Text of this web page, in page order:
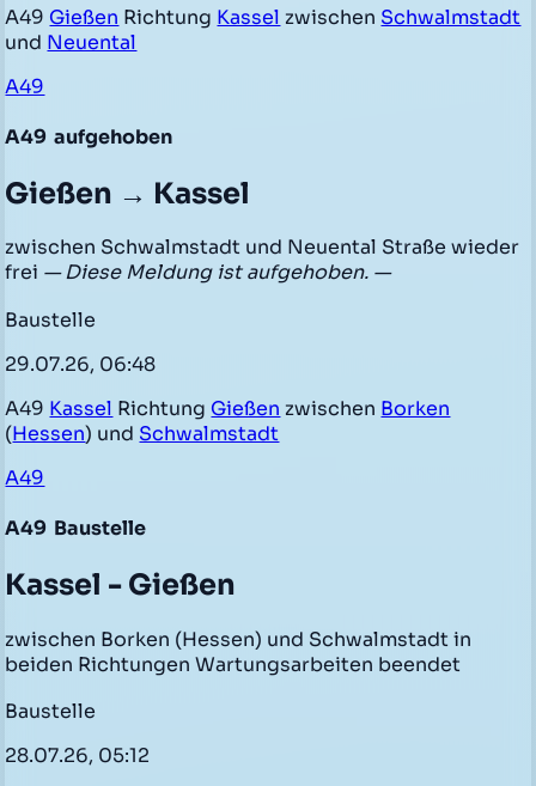
A49 Gießen Richtung Kassel zwischen Schwalmstadt
und Neuental
A49
A49 aufgehoben
Gießen → Kassel
zwischen Schwalmstadt und Neuental Straße wieder
frei — Diese Meldung ist aufgehoben. —
Baustelle
29.07.26, 06:48
A49 Kassel Richtung Gießen zwischen Borken
(Hessen) und Schwalmstadt
A49
A49 Baustelle
Kassel - Gießen
zwischen Borken (Hessen) und Schwalmstadt in
beiden Richtungen Wartungsarbeiten beendet
Baustelle
28.07.26, 05:12